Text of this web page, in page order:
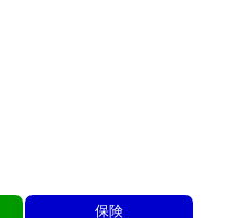
保険